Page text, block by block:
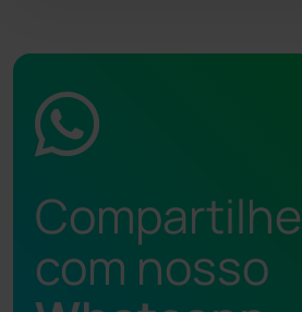
Compartilhe
com nosso